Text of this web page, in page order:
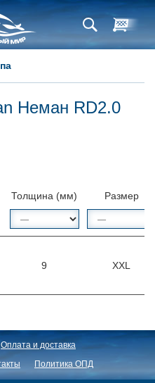
Неман RD2.0
Толщина (мм) Размер
9 XXL
Оплата и доставка
Политика ОПД